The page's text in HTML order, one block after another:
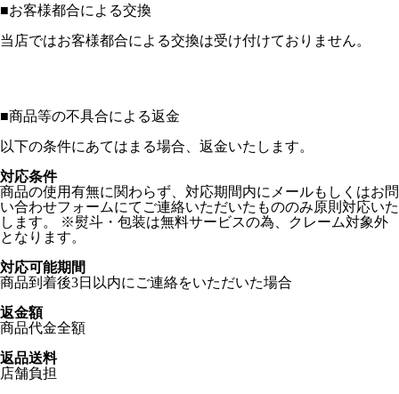
■お客様都合による交換
当店ではお客様都合による交換は受け付けておりません。
■商品等の不具合による返金
以下の条件にあてはまる場合、返金いたします。
対応条件
商品の使用有無に関わらず、対応期間内にメールもしくはお問
い合わせフォームにてご連絡いただいたもののみ原則対応いた
します。 ※熨斗・包装は無料サービスの為、クレーム対象外
となります。
対応可能期間
商品到着後3日以内にご連絡をいただいた場合
返金額
商品代金全額
返品送料
店舗負担